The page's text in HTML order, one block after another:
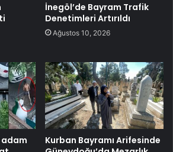
İnegöl’de Bayram Trafik
Denetimleri Artırıldı
Ağustos 10, 2026
adam
Kurban Bayramı Arifesinde